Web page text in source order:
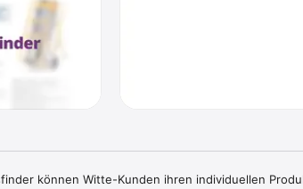
können Witte-Kunden ihren individuellen